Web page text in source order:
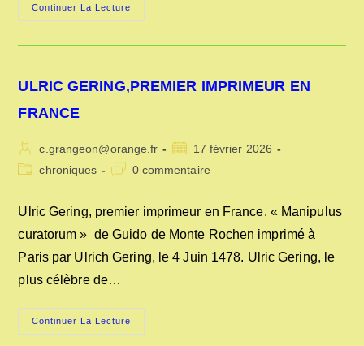
Continuer La Lecture
FABRIQUAIT-
EN
ULRIC GERING,PREMIER IMPRIMEUR EN
FRANCE
Auteur/autrice
de
c.grangeon@orange.fr
Publication
publiée :
17 février 2026
Postchroniques
Commentaires
publication :
0 commentaire
Ulric Gering, premier imprimeur en France. « Manipulus
curatorum » de Guido de Monte Rochen imprimé à
Paris par Ulrich Gering, le 4 Juin 1478. Ulric Gering, le
plus célèbre de…
Continuer La Lecture
GERING,PREMIER